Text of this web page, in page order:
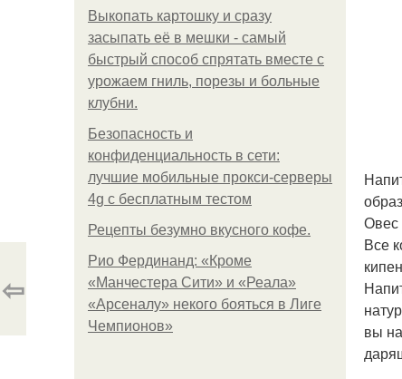
Выкопать картошку и сразу
засыпать её в мешки - самый
быстрый способ спрятать вместе с
урожаем гниль, порезы и больные
клубни.
Безопасность и
конфиденциальность в сети:
лучшие мобильные прокси-серверы
4g с бесплатным тестом
Рецепты безумно вкусного кофе.
Рио Фердинанд: «Кроме
«Манчестера Сити» и «Реала»
«Арсеналу» некого бояться в Лиге
Чемпионов»
Овес
Все
вы
⇦